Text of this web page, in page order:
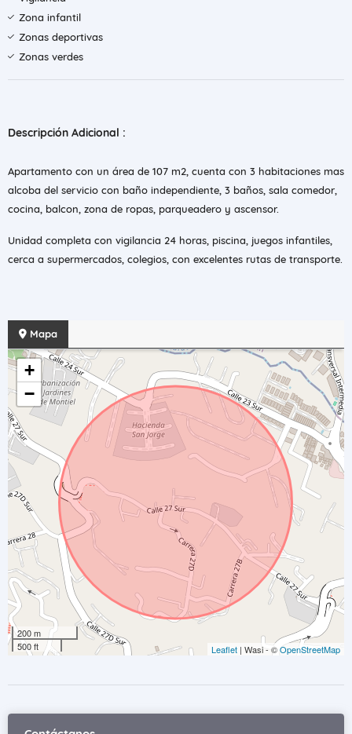
Zona infantil
Zonas deportivas
Zonas verdes
Descripción Adicional :
Apartamento con un área de 107 m2, cuenta con 3 habitaciones mas
alcoba del servicio con baño independiente, 3 baños, sala comedor,
cocina, balcon, zona de ropas, parqueadero y ascensor.
Unidad completa con vigilancia 24 horas, piscina, juegos infantiles,
cerca a supermercados, colegios, con excelentes rutas de transporte.
Mapa
+
−
200 m
500 ft
Leaflet | Wasi - ©OpenStreetMap